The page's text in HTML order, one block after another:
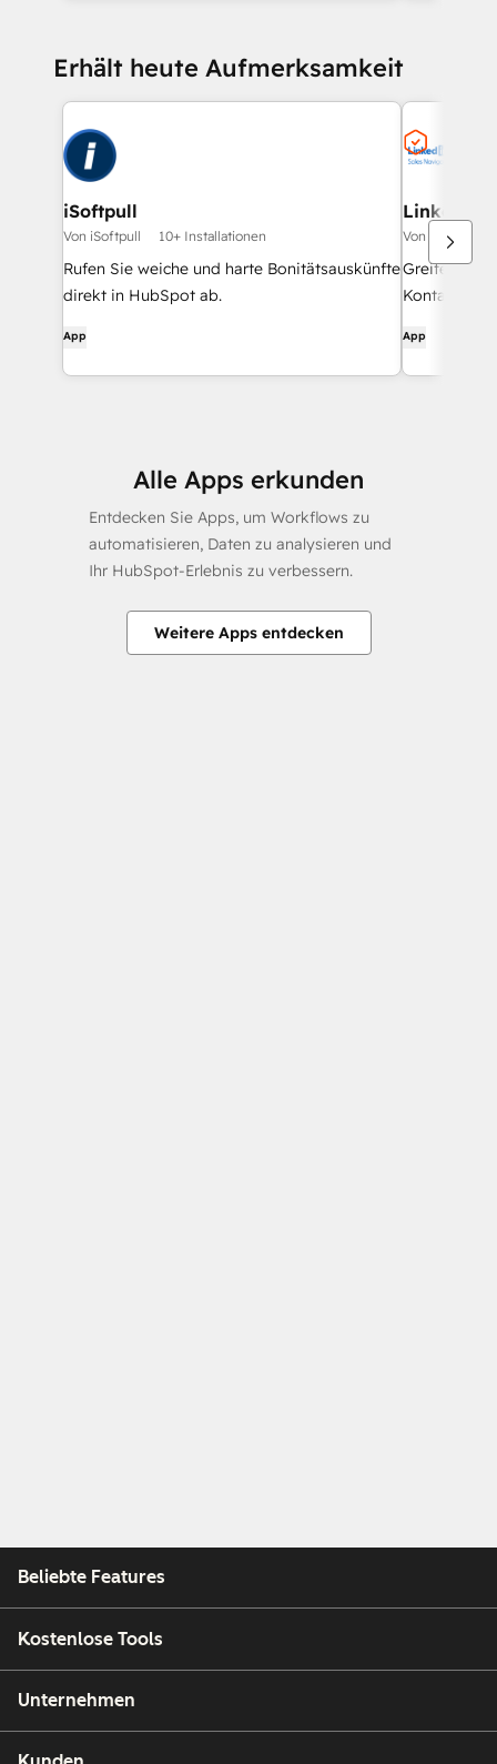
Erhält heute Aufmerksamkeit
iSoftpull
Von iSoftpull 10+ Installationen
Rufen Sie weiche und harte Bonitätsauskünfte
direkt in HubSpot ab.
App
LinkedIn
Von HubSpot
Greifen Sie
App
Alle Apps erkunden
Entdecken Sie Apps, um Workflows zu
automatisieren, Daten zu analysieren und
Ihr HubSpot-Erlebnis zu verbessern.
Weitere Apps entdecken
Beliebte Features
Kostenlose Tools
Unternehmen